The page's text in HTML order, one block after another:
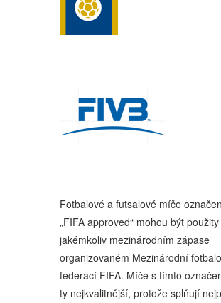
Fotbalové a futsalové míče
„FIFA approved“ mohou být
jakémkoliv mezinárodním zápase
organizovaném Mezinárodní
federací FIFA. Míče s tímto
ty nejkvalitnější, protože splňují